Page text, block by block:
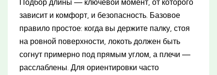
Подбор длины — ключевой момент, от которого
зависит и комфорт, и безопасность. Базовое
правило простое: когда вы держите палку, стоя
на ровной поверхности, локоть должен быть
согнут примерно под прямым углом, а плечи —
расслаблены. Для ориентировки часто